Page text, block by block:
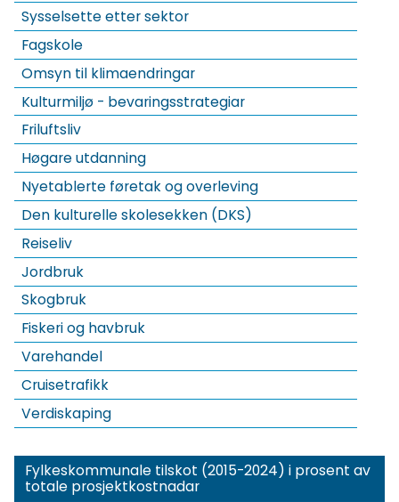
Sysselsette etter sektor
Fagskole
Omsyn til klimaendringar
Kulturmiljø - bevaringsstrategiar
Friluftsliv
Høgare utdanning
Nyetablerte føretak og overleving
Den kulturelle skolesekken (DKS)
Reiseliv
Jordbruk
Skogbruk
Fiskeri og havbruk
Varehandel
Cruisetrafikk
Verdiskaping
Fylkeskommunale tilskot (2015-2024) i prosent av
totale prosjektkostnadar